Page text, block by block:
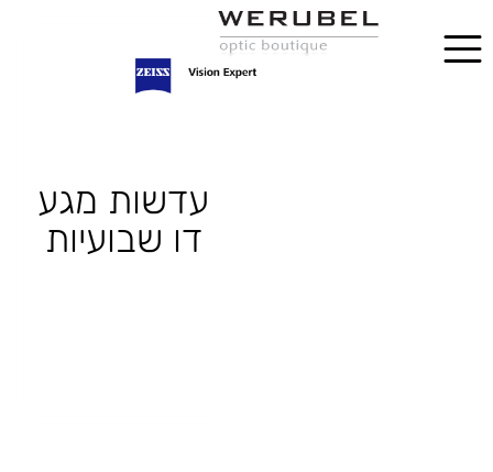
עדשות מגע
דו שבועיות